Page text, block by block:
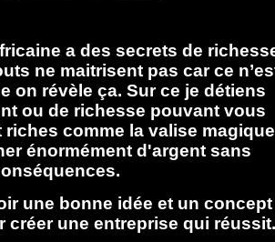
a des secrets de
ne maitrisent pas car ce
on révèle ça. Sur ce je détiens
ou de richesse pouvant vous
riches comme la valise magique
énormément d'argent sans
une bonne idée et un concept
créer une entreprise qui réussit.